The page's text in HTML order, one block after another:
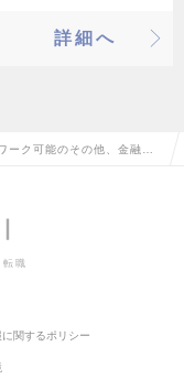
詳細へ
ーク可能のその他、金融系
転職
関するポリシー